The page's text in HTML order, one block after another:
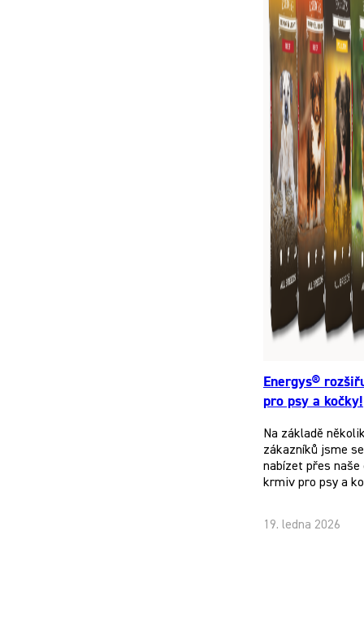
Energys®
pro psy a kočky!
Na základě
zákazníků jsme
nabízet přes
krmiv pro psy a
19. ledna 2026